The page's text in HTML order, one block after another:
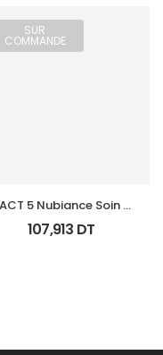
SUR
COMMANDE
ACT 5 Nubiance Soin
Imperfections 30Ml
107,913 DT